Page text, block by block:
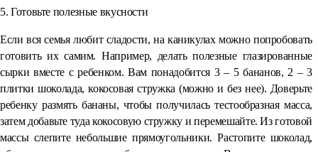
5. Готовьте полезные вкусности
Если вся семья любит сладости, на каникулах можно попробовать
готовить их самим. Например, делать полезные глазированные
сырки вместе с ребенком. Вам понадобится 3 – 5 бананов, 2 – 3
плитки шоколада, кокосовая стружка (можно и без нее). Доверьте
ребенку размять бананы, чтобы получилась тестообразная масса,
затем добавьте туда кокосовую стружку и перемешайте. Из готовой
массы слепите небольшие прямоугольники. Растопите шоколад,